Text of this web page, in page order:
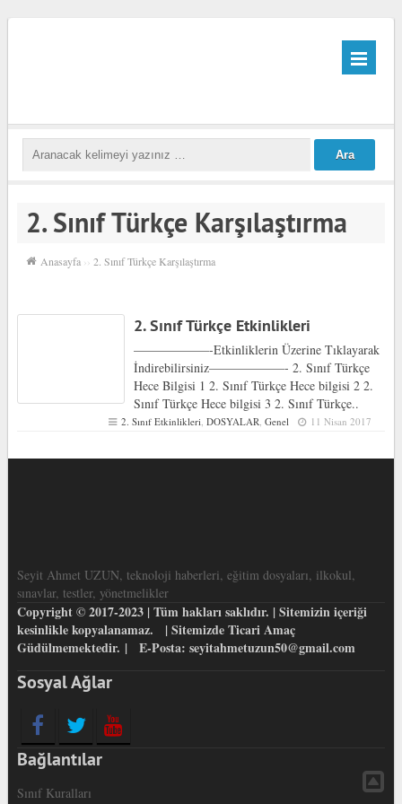
2. Sınıf Türkçe Karşılaştırma
Anasayfa ›› 2. Sınıf Türkçe Karşılaştırma
2. Sınıf Türkçe Etkinlikleri
——————-Etkinliklerin Üzerine Tıklayarak
İndirebilirsiniz——————- 2. Sınıf Türkçe
Hece Bilgisi 1 2. Sınıf Türkçe Hece bilgisi 2 2.
Sınıf Türkçe Hece bilgisi 3 2. Sınıf Türkçe..
2. Sınıf Etkinlikleri,DOSYALAR,Genel 11 Nisan 2017
Seyit Ahmet UZUN, teknoloji haberleri, eğitim dosyaları, ilkokul,
sınavlar, testler, yönetmelikler
Copyright © 2017-2023 | Tüm hakları saklıdır. | Sitemizin içeriği
kesinlikle kopyalanamaz. | Sitemizde Ticari Amaç
Güdülmemektedir. | E-Posta: seyitahmetuzun50@gmail.com
Sosyal Ağlar
Bağlantılar
Sınıf Kuralları